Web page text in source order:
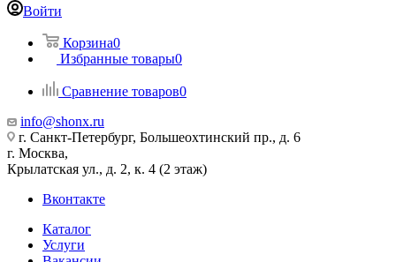
Войти
Корзина0
Избранные товары0
Сравнение товаров0
info@shonx.ru
г. Санкт-Петербург, Большеохтинский пр., д. 6
г. Москва,
Крылатская ул., д. 2, к. 4 (2 этаж)
Вконтакте
Каталог
Услуги